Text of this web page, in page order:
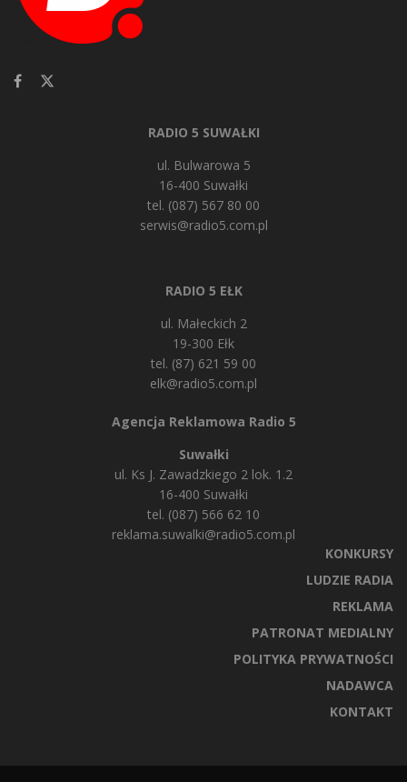
RADIO 5 SUWAŁKI
ul. Bulwarowa 5
16-400 Suwałki
tel. (087) 567 80 00
serwis@radio5.com.pl
RADIO 5 EŁK
ul. Małeckich 2
19-300 Ełk
tel. (87) 621 59 00
elk@radio5.com.pl
Agencja Reklamowa Radio 5
Suwałki
ul. Ks J. Zawadzkiego 2 lok. 1.2
16-400 Suwałki
tel. (087) 566 62 10
reklama.suwalki@radio5.com.pl
KONKURSY
LUDZIE RADIA
REKLAMA
PATRONAT MEDIALNY
POLITYKA PRYWATNOŚCI
NADAWCA
KONTAKT